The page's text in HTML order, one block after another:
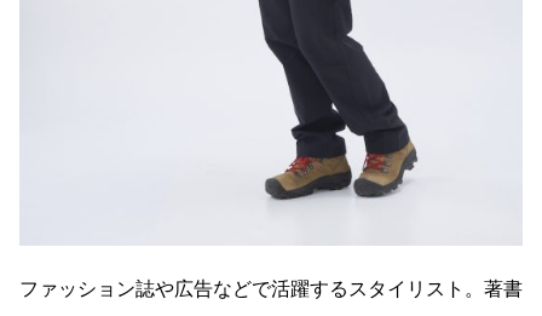
ファッション誌や広告などで活躍するスタイリスト。著書